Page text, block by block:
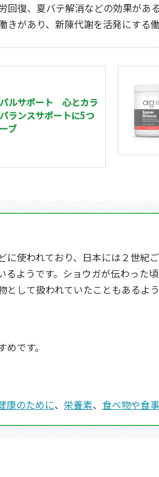
復、夏バテ解消などの効果があ
があり、新陳代謝を活発にする働
ルサポート 心とカラ
ランスサポートに5つ
ブ
使われており、日本には２世紀
ようです。ショウガが伝わった
して扱われていたこともあるよう
です。
康のために、 栄養素、 食べ物や食事